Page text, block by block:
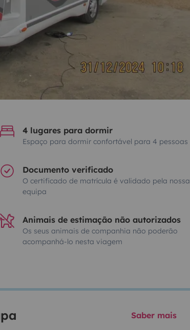
4 lugares para dormir
Espaço para dormir confortável para 4 pessoas
Documento verificado
O certificado de matrícula é validado pela nossa
equipa
Animais de estimação não autorizados
Os seus animais de companhia não poderão
acompanhá-lo nesta viagem
Saber mais